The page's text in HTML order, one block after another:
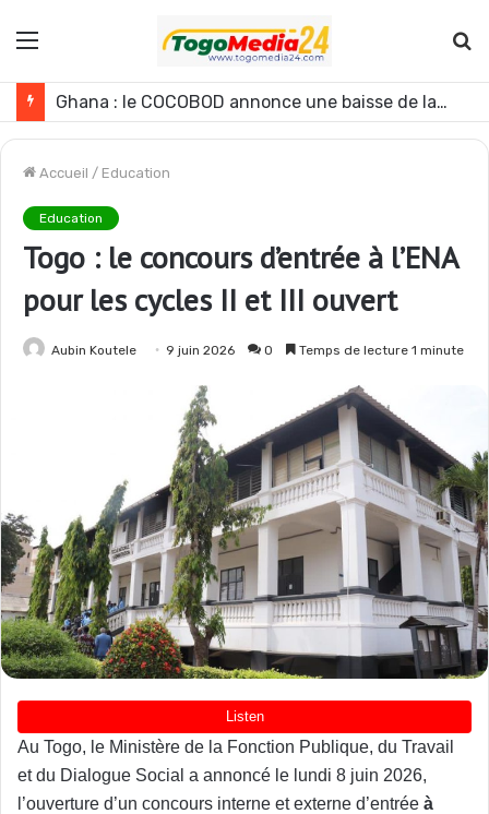
Menu
Ghana : le COCOBOD annonce une baisse de la production de cacao pour la campagne 2026-2027
Accueil / Education
Education
Togo : le concours d’entrée à l’ENA
pour les cycles II et III ouvert
Aubin Koutele 9 juin 2026 0 Temps de lecture 1 minute
Au Togo, le Ministère de la Fonction Publique, du Travail
et du Dialogue Social a annoncé le lundi 8 juin 2026,
l’ouverture d’un concours interne et externe d’entrée à